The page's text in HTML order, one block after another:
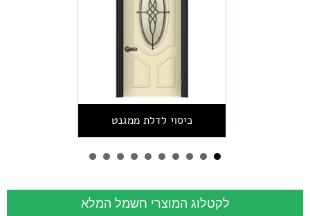
כיסוי לדלת ממגנט
לקטלוג המוצרי חשמל המלא